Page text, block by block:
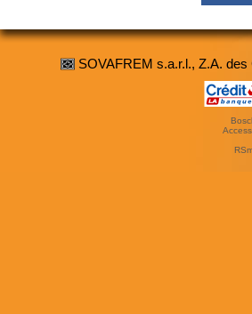
SOVAFREM s.a.r.l., Z.A. des